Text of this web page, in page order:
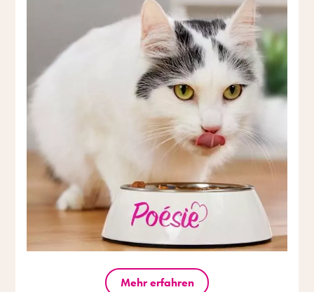
Mehr erfahren